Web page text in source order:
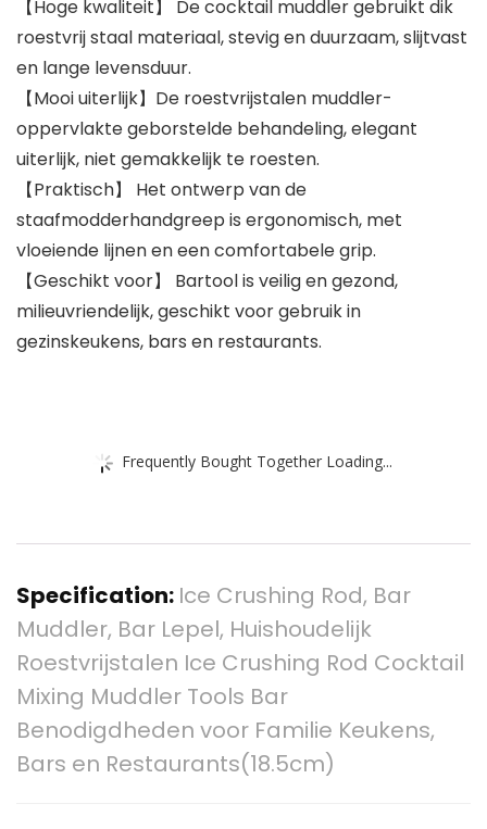
【Hoge kwaliteit】 De cocktail muddler gebruikt dik
roestvrij staal materiaal, stevig en duurzaam, slijtvast
en lange levensduur.
【Mooi uiterlijk】De roestvrijstalen muddler-
oppervlakte geborstelde behandeling, elegant
uiterlijk, niet gemakkelijk te roesten.
【Praktisch】 Het ontwerp van de
staafmodderhandgreep is ergonomisch, met
vloeiende lijnen en een comfortabele grip.
【Geschikt voor】 Bartool is veilig en gezond,
milieuvriendelijk, geschikt voor gebruik in
gezinskeukens, bars en restaurants.
Frequently Bought Together Loading...
Specification: Ice Crushing Rod, Bar
Muddler, Bar Lepel, Huishoudelijk
Roestvrijstalen Ice Crushing Rod Cocktail
Mixing Muddler Tools Bar
Benodigdheden voor Familie Keukens,
Bars en Restaurants(18.5cm)